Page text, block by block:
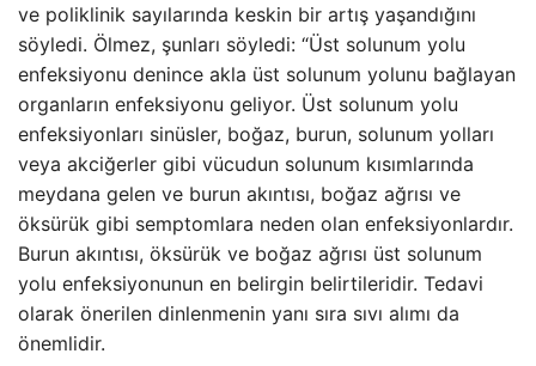
ve poliklinik sayılarında keskin bir artış yaşandığını
söyledi. Ölmez, şunları söyledi: “Üst solunum yolu
enfeksiyonu denince akla üst solunum yolunu bağlayan
organların enfeksiyonu geliyor. Üst solunum yolu
enfeksiyonları sinüsler, boğaz, burun, solunum yolları
veya akciğerler gibi vücudun solunum kısımlarında
meydana gelen ve burun akıntısı, boğaz ağrısı ve
öksürük gibi semptomlara neden olan enfeksiyonlardır.
Burun akıntısı, öksürük ve boğaz ağrısı üst solunum
yolu enfeksiyonunun en belirgin belirtileridir. Tedavi
olarak önerilen dinlenmenin yanı sıra sıvı alımı da
önemlidir.